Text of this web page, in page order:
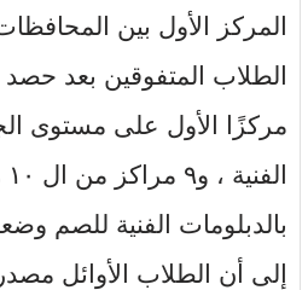
المركز الأول بين
مركزًا الأول على مستوى
بالدبلومات الفنية للصم
إلى أن الطلاب الأوائل